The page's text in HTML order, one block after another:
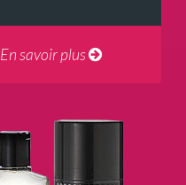
En savoir plus